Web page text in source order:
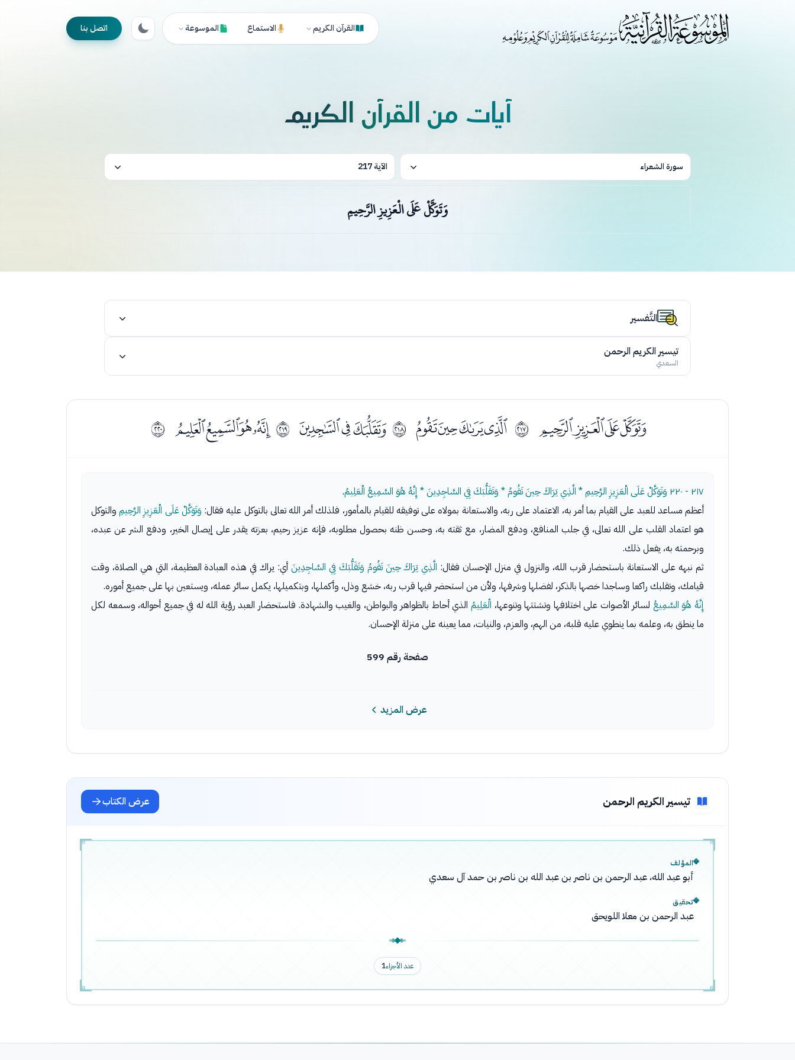
القرآن الكريم الاستماع الموسوعة اتصل بنا
آيات من القرآن الكريم
سورة الشعراء الآية 217
وَتَوَكَّلْ عَلَى الْعَزِيزِ الرَّحِيمِ
التَّفسير
تيسير الكريم الرحمن
السعدي
ﮒﮓﮔﮕ ﳘ ﮗﮘﮙﮚ ﳙ ﮜﮝﮞ ﳚﮠﮡﮢﮣ ﳛ
٢١٧ - ٢٢٠ وَتَوَكَّلْ عَلَى الْعَزِيزِ الرَّحِيمِ * الَّذِي يَرَاكَ حِينَ تَقُومُ * وَتَقَلُّبَكَ فِي السَّاجِدِينَ * إِنَّهُ هُوَ السَّمِيعُ الْعَلِيمُ.
أعظم مساعد للعبد على القيام بما أمر به، الاعتماد على ربه، والاستعانة بمولاه على توفيقه للقيام بالمأمور، فلذلك أمر الله تعالى بالتوكل عليه فقال: وَتَوَكَّلْ عَلَى الْعَزِيزِ الرَّحِيمِوالتوكل
هو اعتماد القلب على الله تعالى، في جلب المنافع، ودفع المضار، مع ثقته به، وحسن ظنه بحصول مطلوبه، فإنه عزيز رحيم، بعزته يقدر على إيصال الخير، ودفع الشر عن عبده،
وبرحمته به، يفعل ذلك.
ثم نبهه على الاستعانة باستحضار قرب الله، والنزول في منزل الإحسان فقال: الَّذِي يَرَاكَ حِينَ تَقُومُ وَتَقَلُّبَكَ فِي السَّاجِدِينَ أي: يراك في هذه العبادة العظيمة، التي هي الصلاة، وقت
قيامك، وتقلبك راكعا وساجدا خصها بالذكر، لفضلها وشرفها، ولأن من استحضر فيها قرب ربه، خشع وذل، وأكملها، وبتكميلها، يكمل سائر عمله، ويستعين بها على جميع أموره.
إِنَّهُ هُوَ السَّمِيعُ لسائر الأصوات على اختلافها وتشتتها وتنوعها، الْعَلِيمُ الذي أحاط بالظواهر والبواطن، والغيب والشهادة. فاستحضار العبد رؤية الله له في جميع أحواله، وسمعه لكل
ما ينطق به، وعلمه بما ينطوي عليه قلبه، من الهم، والعزم، والنيات، مما يعينه على منزلة الإحسان.
صفحة رقم 599
عرض المزيد
تيسير الكريم الرحمن عرض الكتاب
المؤلف
أبو عبد الله، عبد الرحمن بن ناصر بن عبد الله بن ناصر بن حمد آل سعدي
تحقيق
عبد الرحمن بن معلا اللويحق
عدد الأجزاء1